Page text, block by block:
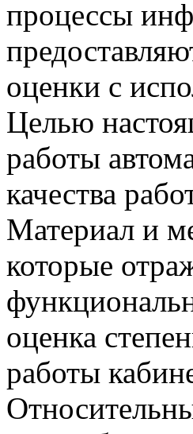
процессы
оценки с
Целью
работы
качества
Материал и
которые
оценка
работы